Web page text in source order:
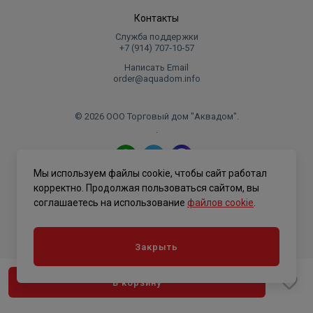
В корзину
Контакты
Служба поддержки
+7 (914) 707‑10‑57
Написать Email
order@aquadom.info
© 2026 ООО Торговый дом "Аквадом".
.
Политика конфиденциальности
Мы используем файлы cookie, чтобы сайт работал
корректно. Продолжая пользоваться сайтом, вы
соглашаетесь на использование файлов cookie
Закрыть